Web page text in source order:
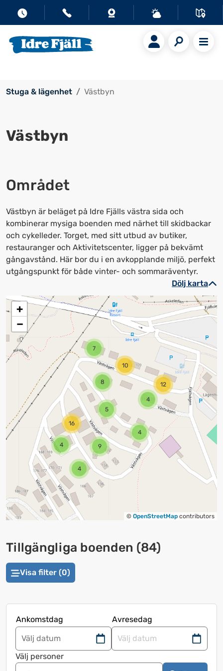
Stuga & lägenhet Västbyn
Området
Västbyn är beläget på Idre Fjälls västra sida och
kombinerar mysiga boenden med närhet till skidbackar
och cykelleder. Torget, med sitt utbud av butiker,
restauranger och Aktivitetscenter, ligger på bekvämt
gångavstånd. Här bor du i en avkopplande miljö, perfekt
utgångspunkt för både vinter- och sommaräventyr.
Västbyn
Dölj karta
12
4
5
4
10
7
8
9
16
4
4
+
−
© OpenStreetMap contributors
Tillgängliga boenden (84)
Visa filter (0)
Ankomstdag
Avresedag
Navigera
framåt
för
Navigera
Välj personer